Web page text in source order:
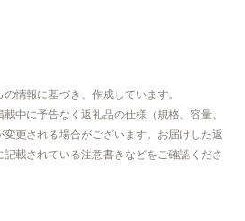
情報に基づき、作成しています。
中に予告なく返礼品の仕様（規格、容量、
更される場合がございます。お届けした返
載されている注意書きなどをご確認くださ